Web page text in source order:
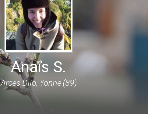
Anaïs S.
Arces-Dilo, Yonne (89)